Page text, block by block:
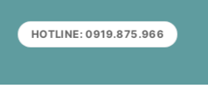
HOTLINE: 0919.875.966